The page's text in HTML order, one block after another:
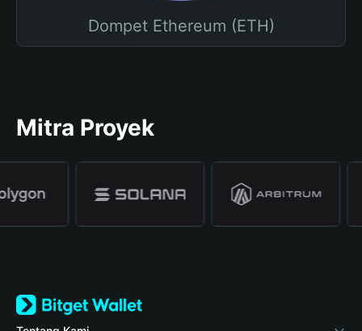
Dompet Ethereum (ETH)
Mitra Proyek